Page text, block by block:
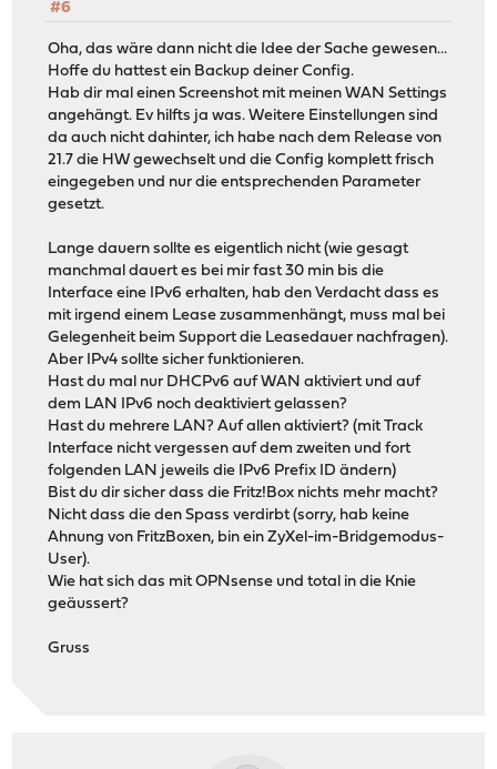
#6
Oha, das wäre dann nicht die Idee der Sache gewesen...
Hoffe du hattest ein Backup deiner Config.
Hab dir mal einen Screenshot mit meinen WAN Settings
angehängt. Ev hilfts ja was. Weitere Einstellungen sind
da auch nicht dahinter, ich habe nach dem Release von
21.7 die HW gewechselt und die Config komplett frisch
eingegeben und nur die entsprechenden Parameter
gesetzt.
Lange dauern sollte es eigentlich nicht (wie gesagt
manchmal dauert es bei mir fast 30 min bis die
Interface eine IPv6 erhalten, hab den Verdacht dass es
mit irgend einem Lease zusammenhängt, muss mal bei
Gelegenheit beim Support die Leasedauer nachfragen).
Aber IPv4 sollte sicher funktionieren.
Hast du mal nur DHCPv6 auf WAN aktiviert und auf
dem LAN IPv6 noch deaktiviert gelassen?
Hast du mehrere LAN? Auf allen aktiviert? (mit Track
Interface nicht vergessen auf dem zweiten und fort
folgenden LAN jeweils die IPv6 Prefix ID ändern)
Bist du dir sicher dass die Fritz!Box nichts mehr macht?
Nicht dass die den Spass verdirbt (sorry, hab keine
Ahnung von FritzBoxen, bin ein ZyXel-im-Bridgemodus-
User).
Wie hat sich das mit OPNsense und total in die Knie
geäussert?
Gruss